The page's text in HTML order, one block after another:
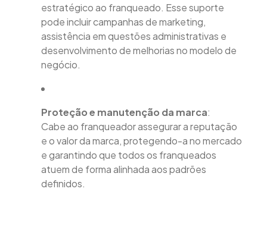
estratégico ao franqueado. Esse suporte
pode incluir campanhas de marketing,
assistência em questões administrativas e
desenvolvimento de melhorias no modelo de
negócio.
Proteção e manutenção da marca:
Cabe ao franqueador assegurar a reputação
e o valor da marca, protegendo-a no mercado
e garantindo que todos os franqueados
atuem de forma alinhada aos padrões
definidos.